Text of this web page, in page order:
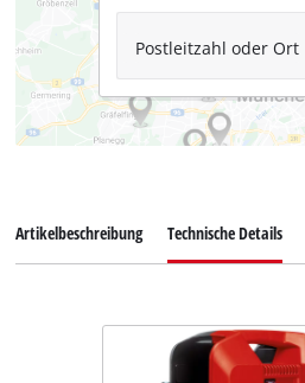
Postleitzahl oder Ort
Artikelbeschreibung Technische Details